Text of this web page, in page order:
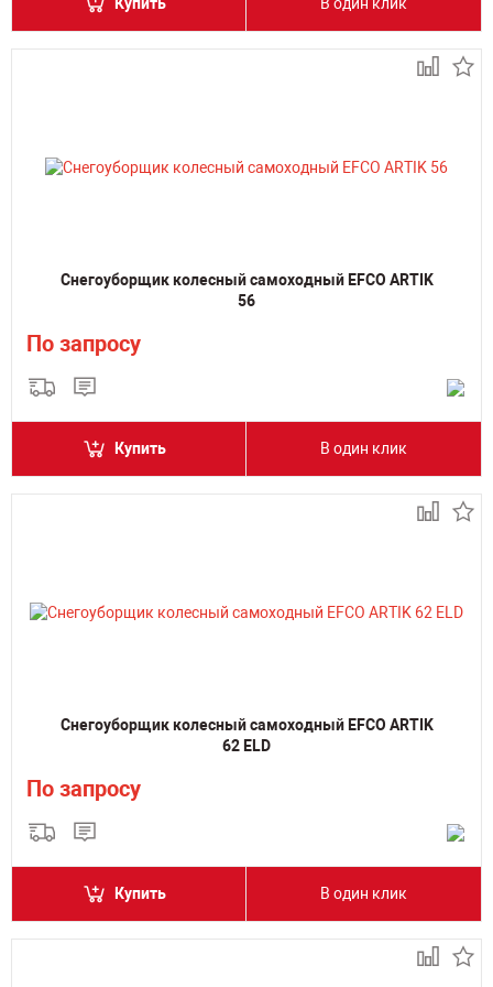
Снегоуборщик колесный самоходный EFCO ARTIK
56
По запросу
Купить В один клик
Снегоуборщик колесный самоходный EFCO ARTIK
62 ELD
По запросу
Купить В один клик